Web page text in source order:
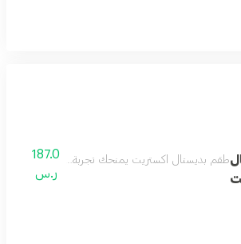
طقم بديستال اكستريت يمنحك تجربة عطرية متكاملة
187.0
ر.س